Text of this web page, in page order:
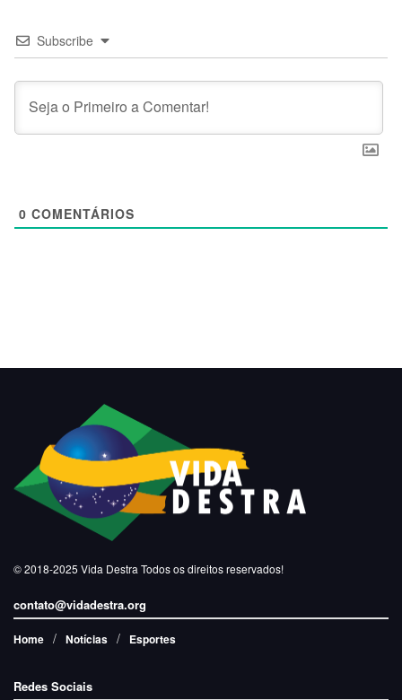
Subscribe
0 COMENTÁRIOS
© 2018-2025 Vida DestraTodos os direitos reservados!
contato@vidadestra.org
Home Notícias Esportes
Redes Sociais